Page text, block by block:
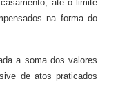
até o limite
na forma do
a soma dos valores
de atos praticados